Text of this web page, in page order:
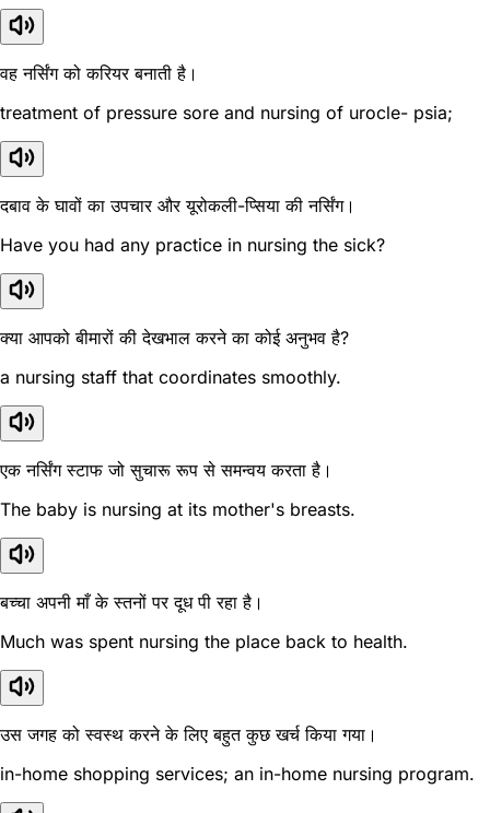
वह नर्सिंग को करियर बनाती है।
treatment of pressure sore and nursing of urocle- psia;
दबाव के घावों का उपचार और यूरोकली-प्सिया की नर्सिंग।
Have you had any practice in nursing the sick?
क्या आपको बीमारों की देखभाल करने का कोई अनुभव है?
a nursing staff that coordinates smoothly.
एक नर्सिंग स्टाफ जो सुचारू रूप से समन्वय करता है।
The baby is nursing at its mother's breasts.
बच्चा अपनी माँ के स्तनों पर दूध पी रहा है।
Much was spent nursing the place back to health.
उस जगह को स्वस्थ करने के लिए बहुत कुछ खर्च किया गया।
in-home shopping services; an in-home nursing program.